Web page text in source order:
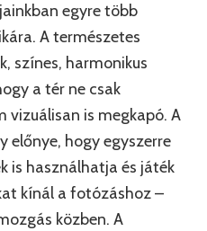
egyre több
A természetes
színes, harmonikus
a tér ne csak
vizuálisan is megkapó. A
előnye, hogy egyszerre
is használhatja és játék
kínál a fotózáshoz –
közben. A